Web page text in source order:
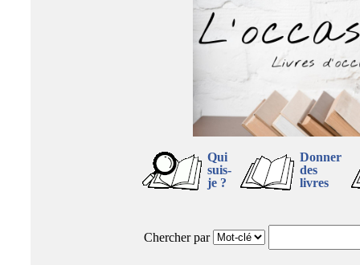
Qui
suis-
je ?
Donner
des
livres
Chercher par